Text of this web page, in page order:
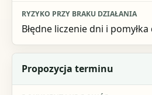
Błędne liczenie dni i
Propozycja terminu